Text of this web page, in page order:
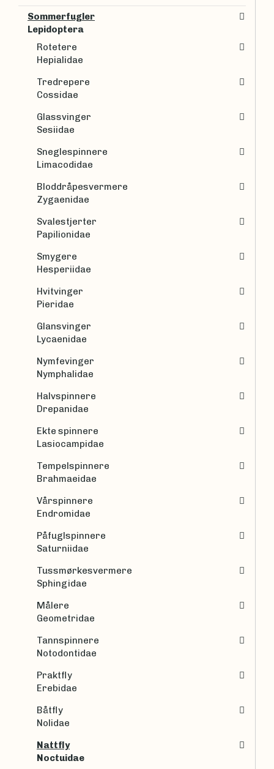
Sommerfugler
Lepidoptera
Rotetere
Hepialidae
Tredrepere
Cossidae
Glassvinger
Sesiidae
Sneglespinnere
Limacodidae
Bloddråpesvermere
Zygaenidae
Svalestjerter
Papilionidae
Smygere
Hesperiidae
Hvitvinger
Pieridae
Glansvinger
Lycaenidae
Nymfevinger
Nymphalidae
Halvspinnere
Drepanidae
Ekte spinnere
Lasiocampidae
Tempelspinnere
Brahmaeidae
Vårspinnere
Endromidae
Påfuglspinnere
Saturniidae
Tussmørkesvermere
Sphingidae
Målere
Geometridae
Tannspinnere
Notodontidae
Praktfly
Erebidae
Båtfly
Nolidae
Nattfly
Noctuidae